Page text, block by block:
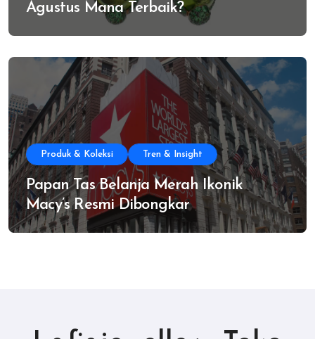
Agustus Mana Terbaik?
Produk & Koleksi Tren & Insight
Papan Tas Belanja Merah Ikonik
Macy’s Resmi Dibongkar